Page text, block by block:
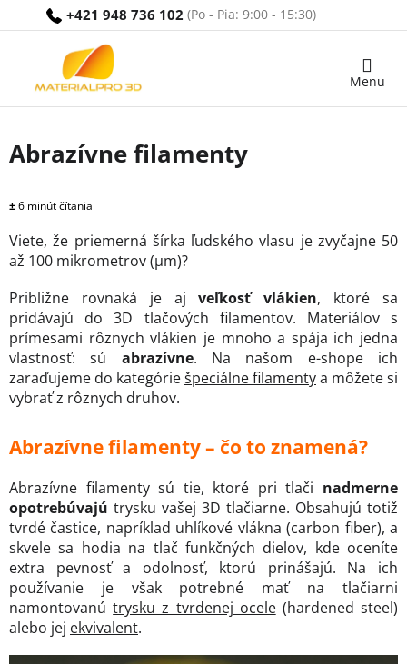
+421 948 736 102
Nákupný
Abrazívne filamenty
±6 minút čítania
Viete, že priemerná šírka ľudského vlasu je zvyčajne 50
až 100 mikrometrov (µm)?
Približne rovnaká je ajveľkosť vlákien, ktoré sa
pridávajú do 3D tlačových filamentov. Materiálov s
prímesami rôznych vlákien je mnoho a spája ich jedna
vlastnosť: sú abrazívne. Na našom e-shope ich
zaraďujeme do kategóriešpeciálne filamentya môžete si
vybrať z rôznych druhov.
Abrazívne filamenty – čo to znamená?
Abrazívne filamenty sú tie, ktoré pri tlači nadmerne
opotrebúvajú trysku vašej 3D tlačiarne. Obsahujú totiž
tvrdé častice, napríklad uhlíkové vlákna (carbon fiber), a
skvele sa hodia na tlač funkčných dielov, kde oceníte
extra pevnosť a odolnosť, ktorú prinášajú. Na ich
používanie je však potrebné mať na tlačiarni
namontovanútrysku z tvrdenej ocele(hardened steel)
alebo jej ekvivalent.